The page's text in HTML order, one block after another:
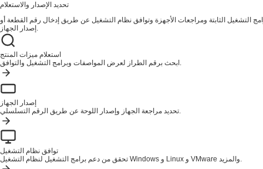
تحديد الإصدار والاستعلام
التشغيل الثابتة ومراجعات الأجهزة وتوافق نظام التشغيل عن طريق إدخال رقم القطعة أو
إصدار الجهاز.
استعلام ميزات المنتج
ابحث برقم الطراز لعرض المواصفات وبرامج التشغيل والتوافق.
إصدار الجهاز
تحديد مراجعة الجهاز وإصدار اللوحة عن طريق الرقم التسلسلي.
توافق نظام التشغيل
تحقق من دعم برامج التشغيل لنظام التشغيل Windows و Linux و VMware والمزيد.